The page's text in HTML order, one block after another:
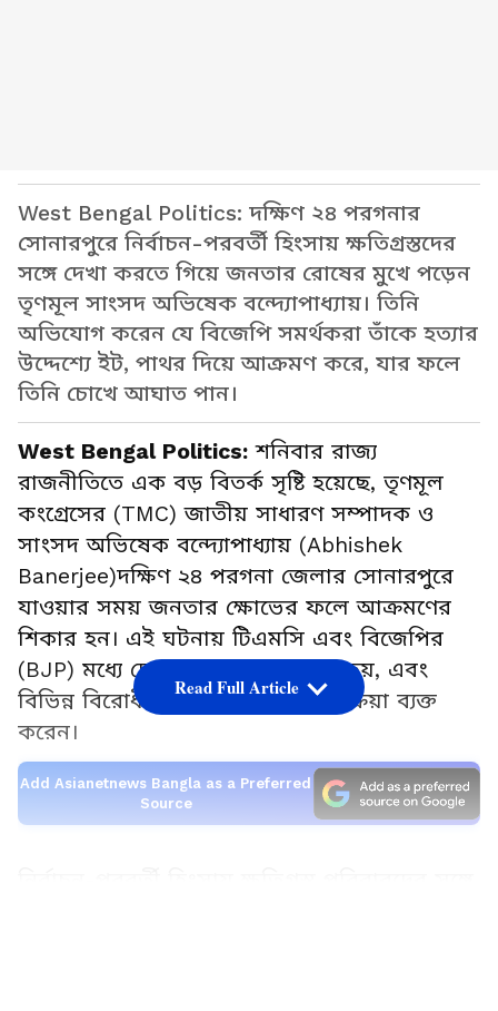
West Bengal Politics: দক্ষিণ ২৪ পরগনার
সোনারপুরে নির্বাচন-পরবর্তী হিংসায় ক্ষতিগ্রস্তদের
সঙ্গে দেখা করতে গিয়ে জনতার রোষের মুখে পড়েন
তৃণমূল সাংসদ অভিষেক বন্দ্যোপাধ্যায়। তিনি
অভিযোগ করেন যে বিজেপি সমর্থকরা তাঁকে হত্যার
উদ্দেশ্যে ইট, পাথর দিয়ে আক্রমণ করে, যার ফলে
তিনি চোখে আঘাত পান।
West Bengal Politics: শনিবার রাজ্য
রাজনীতিতে এক বড় বিতর্ক সৃষ্টি হয়েছে, তৃণমূল
কংগ্রেসের (TMC) জাতীয় সাধারণ সম্পাদক ও
সাংসদ অভিষেক বন্দ্যোপাধ্যায় (Abhishek
Banerjee)দক্ষিণ ২৪ পরগনা জেলার সোনারপুরে
যাওয়ার সময় জনতার ক্ষোভের ফলে আক্রমণের
শিকার হন। এই ঘটনায় টিএমসি এবং বিজেপির
(BJP) মধ্যে দোষারোপের পালা শুরু হয়, এবং
বিভিন্ন বিরোধী দলের নেতারাও প্রতিক্রিয়া ব্যক্ত
করেন।
Add Asianetnews Bangla as a Preferred
Source
Read Full Article